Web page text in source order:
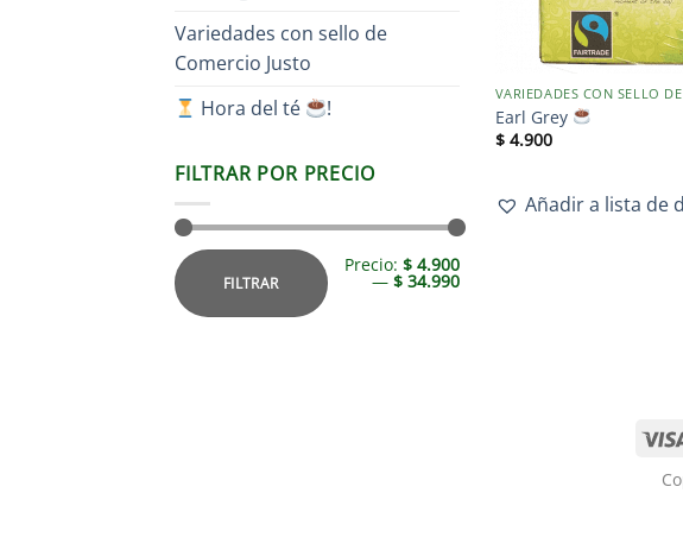
Variedades con sello de
Comercio Justo
Hora del té
!
FILTRAR POR PRECIO
FILTRAR
Precio: $ 4.900
— $ 34.990
Earl Grey
$4.900
Añadir a lista de